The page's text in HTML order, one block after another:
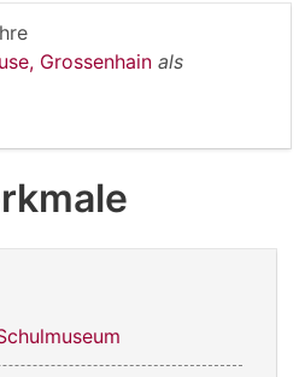
Grossenhain als